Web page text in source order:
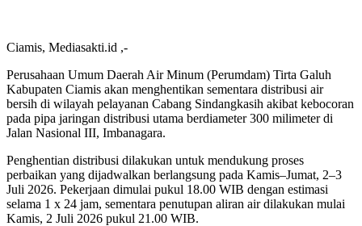
Ciamis, Mediasakti.id ,-
Perusahaan Umum Daerah Air Minum (Perumdam) Tirta Galuh
Kabupaten Ciamis akan menghentikan sementara distribusi air
bersih di wilayah pelayanan Cabang Sindangkasih akibat kebocoran
pada pipa jaringan distribusi utama berdiameter 300 milimeter di
Jalan Nasional III, Imbanagara.
Penghentian distribusi dilakukan untuk mendukung proses
perbaikan yang dijadwalkan berlangsung pada Kamis–Jumat, 2–3
Juli 2026. Pekerjaan dimulai pukul 18.00 WIB dengan estimasi
selama 1 x 24 jam, sementara penutupan aliran air dilakukan mulai
Kamis, 2 Juli 2026 pukul 21.00 WIB.